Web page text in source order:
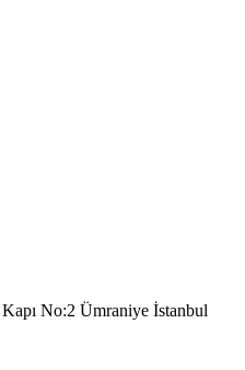
No:2 Ümraniye İstanbul